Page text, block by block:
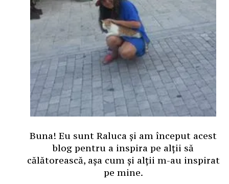
Buna! Eu sunt Raluca și am început acest
blog pentru a inspira pe alții să
călătorească, așa cum și alții m-au inspirat
pe mine.